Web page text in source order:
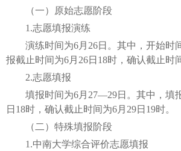
（一）原始志愿阶段
1.志愿填报演练
演练时间为6月26日。其中，开始时
报截止时间为6月26日18时，确认截止时
2.志愿填报
填报时间为6月27—29日。其中，填
日18时，确认截止时间为6月29日19时。
（二）特殊填报阶段
1.中南大学综合评价志愿填报